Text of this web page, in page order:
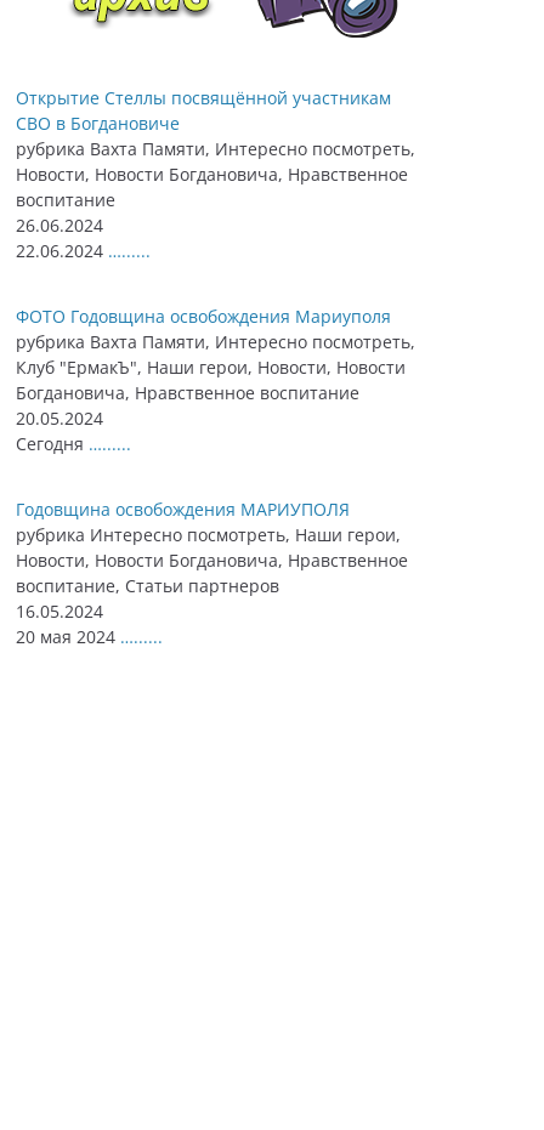
Открытие Стеллы посвящённой участникам
СВО в Богдановиче
рубрика Вахта Памяти, Интересно посмотреть,
Новости, Новости Богдановича, Нравственное
воспитание
26.06.2024
22.06.2024 …......
ФОТО Годовщина освобождения Мариуполя
рубрика Вахта Памяти, Интересно посмотреть,
Клуб "ЕрмакЪ", Наши герои, Новости, Новости
Богдановича, Нравственное воспитание
20.05.2024
Сегодня …......
Годовщина освобождения МАРИУПОЛЯ
рубрика Интересно посмотреть, Наши герои,
Новости, Новости Богдановича, Нравственное
воспитание, Статьи партнеров
16.05.2024
20 мая 2024 …......